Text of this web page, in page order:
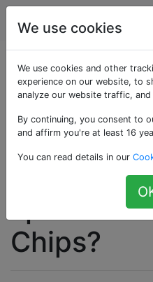
Warum
die Leute
anstelle
Chips?
We use cookies
We use cookies and other
experience on our website, to
analyze our website traffic,
By continuing, you consent to
and affirm you're at least 16
You can read details in our